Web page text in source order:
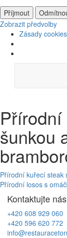
Příjmout
Zobrazit předvolby
Zásady cookies
content
šunkou
Navigace
pro
příspěvek
Přírodní kuřecí steak
Přírodní losos s
Kontaktujte nás
+420 608 929 060
+420 596 620 772